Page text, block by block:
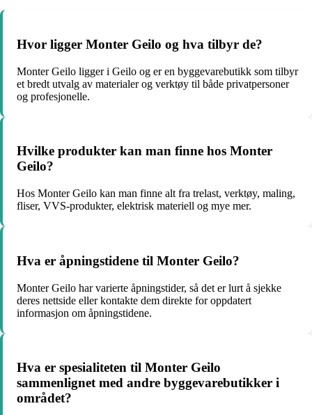
Hvor ligger Monter Geilo og hva tilbyr de?
Monter Geilo ligger i Geilo og er en byggevarebutikk som tilbyr
et bredt utvalg av materialer og verktøy til både privatpersoner
og profesjonelle.
Hvilke produkter kan man finne hos Monter
Geilo?
Hos Monter Geilo kan man finne alt fra trelast, verktøy, maling,
fliser, VVS-produkter, elektrisk materiell og mye mer.
Hva er åpningstidene til Monter Geilo?
Monter Geilo har varierte åpningstider, så det er lurt å sjekke
deres nettside eller kontakte dem direkte for oppdatert
informasjon om åpningstidene.
Hva er spesialiteten til Monter Geilo
sammenlignet med andre byggevarebutikker i
området?